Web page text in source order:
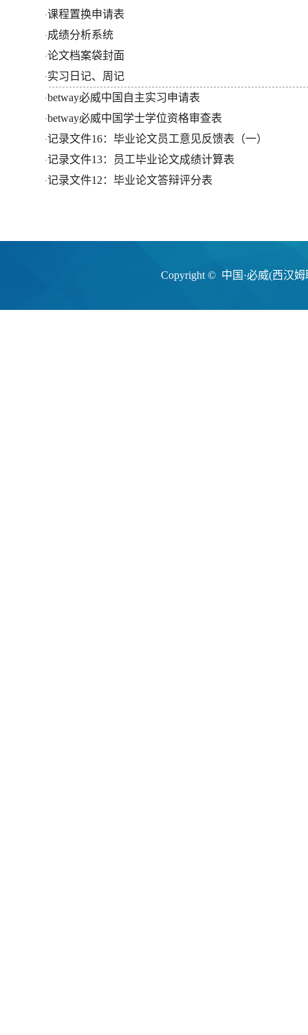
·课程置换申请表
·成绩分析系统
·论文档案袋封面
·实习日记、周记
·betway必威中国自主实习申请表
·betway必威中国学士学位资格审查表
·记录文件16：毕业论文员工意见反馈表（一）
·记录文件13：员工毕业论文成绩计算表
·记录文件12：毕业论文答辩评分表
Copyright © 中国·必威(西汉